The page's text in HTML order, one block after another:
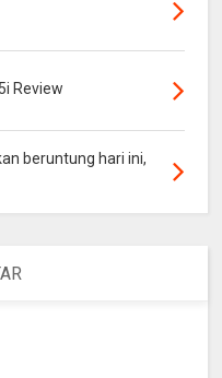
Review
beruntung hari ini,